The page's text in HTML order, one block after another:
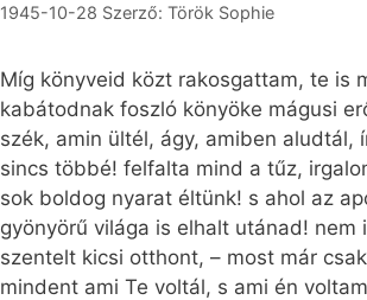
1945-10-28 Szerző: Török Sophie
Míg könyveid közt rakosgattam, te is
kabátodnak foszló könyöke mágusi
szék, amin ültél, ágy, amiben
sincs többé! felfalta mind a tűz,
sok boldog nyarat éltünk! s ahol az
gyönyörű világa is elhalt utánad!
szentelt kicsi otthont, – most már
mindent ami Te voltál, s ami én